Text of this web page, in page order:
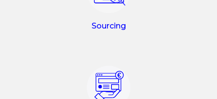
Sourcing